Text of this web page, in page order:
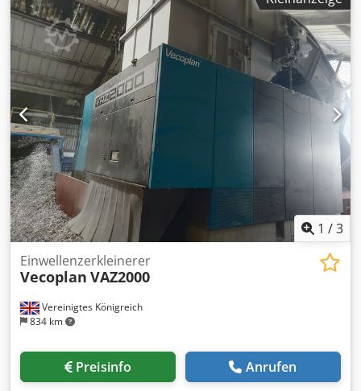
1 /3
Vereinigtes Königreich
834 km
Einwellenzerkleinerer
Vecoplan VAZ2000
Preisinfo Anrufen